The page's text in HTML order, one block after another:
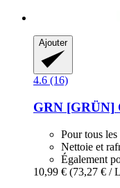
Ajouter
4.6 (16)
GRN [GRÜN]
Pour tous les
Nettoie et
Également
10,99 € (73,27 € /